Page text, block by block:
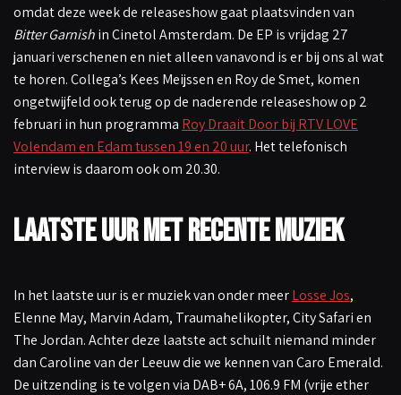
omdat deze week de releaseshow gaat plaatsvinden van
Bitter Garnishin Cinetol Amsterdam. De EP is vrijdag 27
januari verschenen en niet alleen vanavond is er bij ons al wat
te horen. Collega’s Kees Meijssen en Roy de Smet, komen
ongetwijfeld ook terug op de naderende releaseshow op 2
februari in hun programma Roy Draait Door bij RTV LOVE
Volendam en Edam tussen 19 en 20 uur. Het telefonisch
interview is daarom ook om 20.30.
Laatste uur met recente muziek
In het laatste uur is er muziek van onder meerLosse Jos,
Elenne May, Marvin Adam, Traumahelikopter, City Safari en
The Jordan. Achter deze laatste act schuilt niemand minder
dan Caroline van der Leeuw die we kennen van Caro Emerald.
De uitzending is te volgen via DAB+ 6A, 106.9 FM (vrije ether